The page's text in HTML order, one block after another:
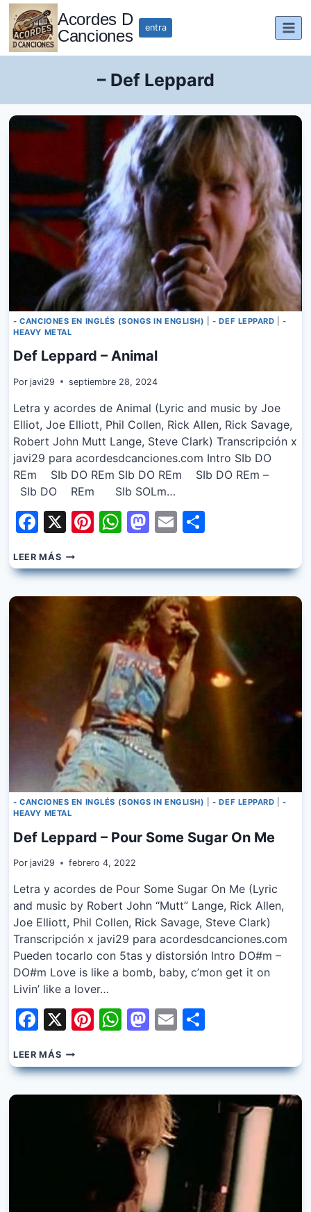
Saltar
contenido
Acordes D
Canciones
entra
– Def Leppard
- CANCIONES EN INGLÉS (SONGS IN ENGLISH) |- DEF LEPPARD |-
HEAVY METAL
Def Leppard – Animal
Por javi29 septiembre 28, 2024
Letra y acordes de Animal (Lyric and music by Joe
Elliot, Joe Elliott, Phil Collen, Rick Allen, Rick Savage,
Robert John Mutt Lange, Steve Clark) Transcripción x
javi29 para acordesdcanciones.com Intro SIb DO
REm SIb DO REm SIb DO REm SIb DO REm –
SIb DO REm SIb SOLm…
Facebook
X Pinterest
WhatsApp
Mastodon
Email
LEER MÁSDEF
LEPPARD
–
- CANCIONES EN INGLÉS (SONGS IN ENGLISH) |- DEF LEPPARD |-
HEAVY METAL
Def Leppard – Pour Some Sugar On Me
Por javi29 febrero 4, 2022
Letra y acordes de Pour Some Sugar On Me (Lyric
and music by Robert John “Mutt” Lange, Rick Allen,
Joe Elliott, Phil Collen, Rick Savage, Steve Clark)
Transcripción x javi29 para acordesdcanciones.com
Pueden tocarlo con 5tas y distorsión Intro DO#m –
DO#m Love is like a bomb, baby, c’mon get it on
Livin’ like a lover…
Facebook
X Pinterest
WhatsApp
Mastodon
Email
LEER MÁSDEF
LEPPARD
–